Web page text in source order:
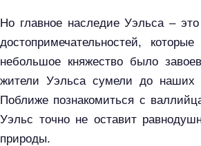
Но главное наследие Уэльса –
достопримечательностей,
небольшое княжество было
жители Уэльса сумели до наших
Поближе познакомиться с
Уэльс точно не оставит
природы.